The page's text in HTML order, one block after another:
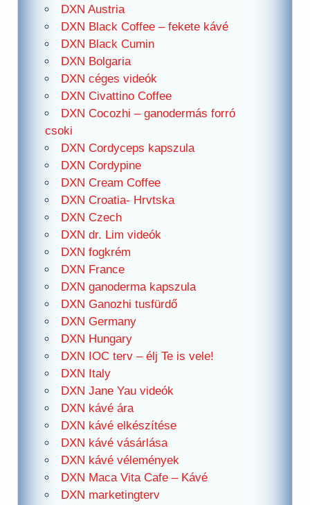
DXN Austria
DXN Black Coffee – fekete kávé
DXN Black Cumin
DXN Bolgaria
DXN céges videók
DXN Civattino Coffee
DXN Cocozhi – ganodermás forró
csoki
DXN Cordyceps kapszula
DXN Cordypine
DXN Cream Coffee
DXN Croatia- Hrvtska
DXN Czech
DXN dr. Lim videók
DXN fogkrém
DXN France
DXN ganoderma kapszula
DXN Ganozhi tusfürdő
DXN Germany
DXN Hungary
DXN IOC terv – élj Te is vele!
DXN Italy
DXN Jane Yau videók
DXN kávé ára
DXN kávé elkészítése
DXN kávé vásárlása
DXN kávé vélemények
DXN Maca Vita Cafe – Kávé
DXN marketingterv